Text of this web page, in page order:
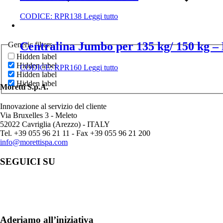
Generic filters
Hidden label
Hidden label
Hidden label
Hidden label
CODICE: RPR138 Leggi tutto
Centralina Jumbo per 135 kg/ 150 kg
CODICE:RPR160 Leggi tutto
Moretti S.p.A.
Innovazione al servizio del cliente
Via Bruxelles 3 - Meleto
52022 Cavriglia (Arezzo) - ITALY
Tel. +39 055 96 21 11 - Fax +39 055 96 21 200
info@morettispa.com
SEGUICI SU
Aderiamo all’iniziativa